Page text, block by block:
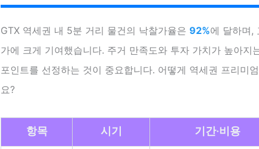
GTX 역세권 내 5분 거리 물건의 낙찰가율은 92%에 달하며,
가에 크게 기여했습니다. 주거 만족도와 투자 가치가 높아지
포인트를 선정하는 것이 중요합니다. 어떻게 역세권 프리미
요?
항목 시기 기간·비용